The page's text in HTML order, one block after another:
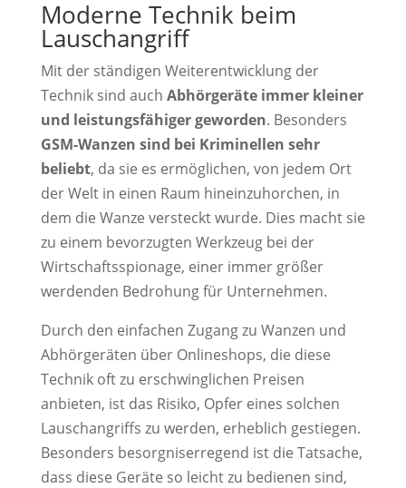
Moderne Technik beim
Lauschangriff
Mit der ständigen Weiterentwicklung der
Technik sind auch Abhörgeräte immer kleiner
und leistungsfähiger geworden. Besonders
GSM-Wanzen sind bei Kriminellen sehr
beliebt, da sie es ermöglichen, von jedem Ort
der Welt in einen Raum hineinzuhorchen, in
dem die Wanze versteckt wurde. Dies macht sie
zu einem bevorzugten Werkzeug bei der
Wirtschaftsspionage, einer immer größer
werdenden Bedrohung für Unternehmen.
Durch den einfachen Zugang zu Wanzen und
Abhörgeräten über Onlineshops, die diese
Technik oft zu erschwinglichen Preisen
anbieten, ist das Risiko, Opfer eines solchen
Lauschangriffs zu werden, erheblich gestiegen.
Besonders besorgniserregend ist die Tatsache,
dass diese Geräte so leicht zu bedienen sind,